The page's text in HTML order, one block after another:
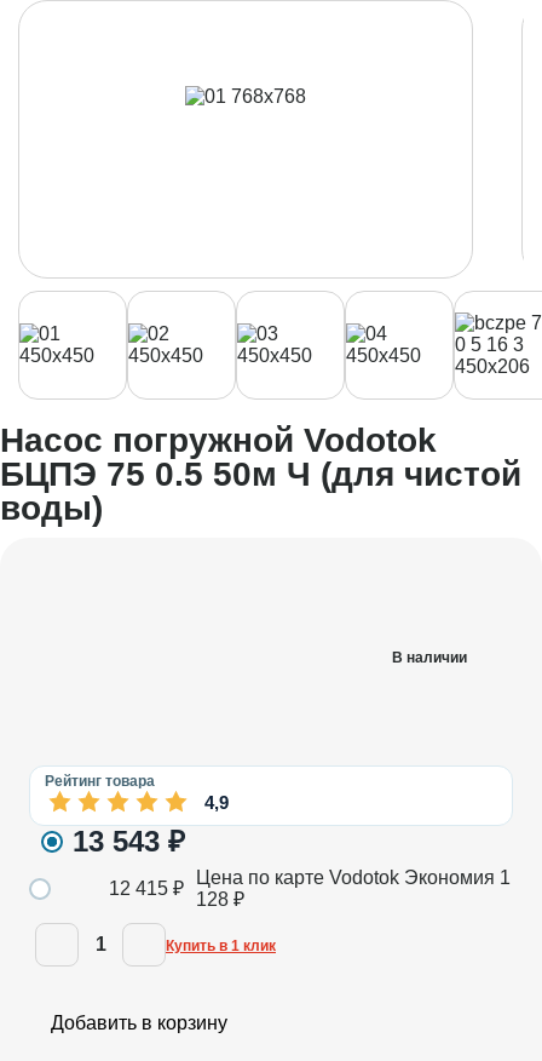
Насос погружной Vodotok
БЦПЭ 75 0.5 50м Ч (для чистой
воды)
В наличии
Рейтинг товара
4,9
13 543 ₽
12 415 ₽
Цена по карте Vodotok Экономия 1
128 ₽
1 Купить в 1 клик
Добавить в корзину